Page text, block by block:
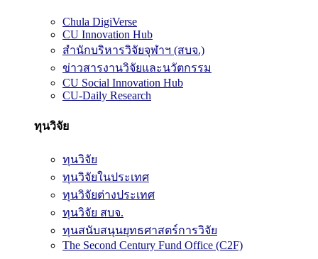
Chula DigiVerse
CU Innovation Hub
สำนักบริหารวิจัยจุฬาฯ (สบจ.)
ข่าวสารงานวิจัยและนวัตกรรม
CU Social Innovation Hub
CU-Daily Research
ทุนวิจัย
ทุนวิจัย
ทุนวิจัยในประเทศ
ทุนวิจัยต่างประเทศ
ทุนวิจัย สบจ.
ทุนสนับสนุนยุทธศาสตร์การวิจัย
The Second Century Fund Office (C2F)